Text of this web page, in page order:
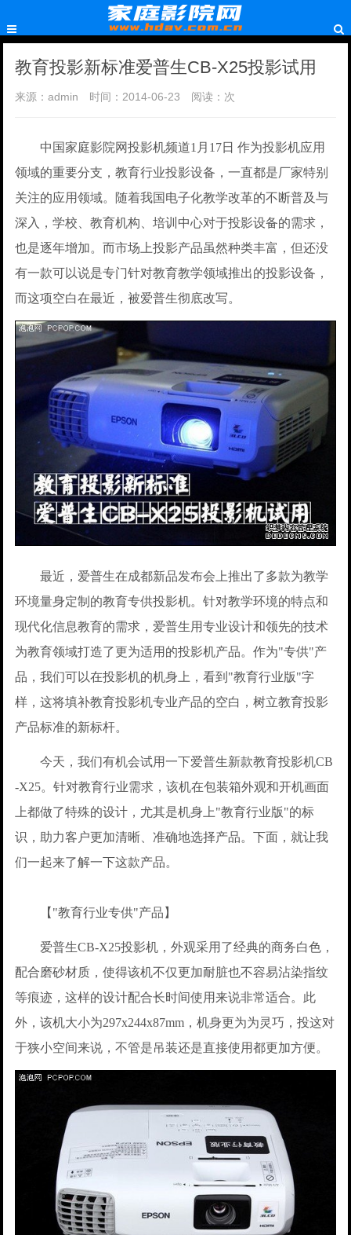
教育投影新标准爱普生CB-X25投影试用
来源：admin 时间：2014-06-23 阅读： 次
中国家庭影院网投影机频道1月17日 作为投影机应用
领域的重要分支，教育行业投影设备，一直都是厂家特别
关注的应用领域。随着我国电子化教学改革的不断普及与
深入，学校、教育机构、培训中心对于投影设备的需求，
也是逐年增加。而市场上投影产品虽然种类丰富，但还没
有一款可以说是专门针对教育教学领域推出的投影设备，
而这项空白在最近，被爱普生彻底改写。
最近，爱普生在成都新品发布会上推出了多款为教学
环境量身定制的教育专供投影机。针对教学环境的特点和
现代化信息教育的需求，爱普生用专业设计和领先的技术
为教育领域打造了更为适用的投影机产品。作为"专供"产
品，我们可以在投影机的机身上，看到"教育行业版"字
样，这将填补教育投影机专业产品的空白，树立教育投影
产品标准的新标杆。
今天，我们有机会试用一下爱普生新款教育投影机CB
-X25。针对教育行业需求，该机在包装箱外观和开机画面
上都做了特殊的设计，尤其是机身上"教育行业版"的标
识，助力客户更加清晰、准确地选择产品。下面，就让我
们一起来了解一下这款产品。
【"教育行业专供"产品】
爱普生CB-X25投影机，外观采用了经典的商务白色，
配合磨砂材质，使得该机不仅更加耐脏也不容易沾染指纹
等痕迹，这样的设计配合长时间使用来说非常适合。此
外，该机大小为297x244x87mm，机身更为为灵巧，投这对
于狭小空间来说，不管是吊装还是直接使用都更加方便。